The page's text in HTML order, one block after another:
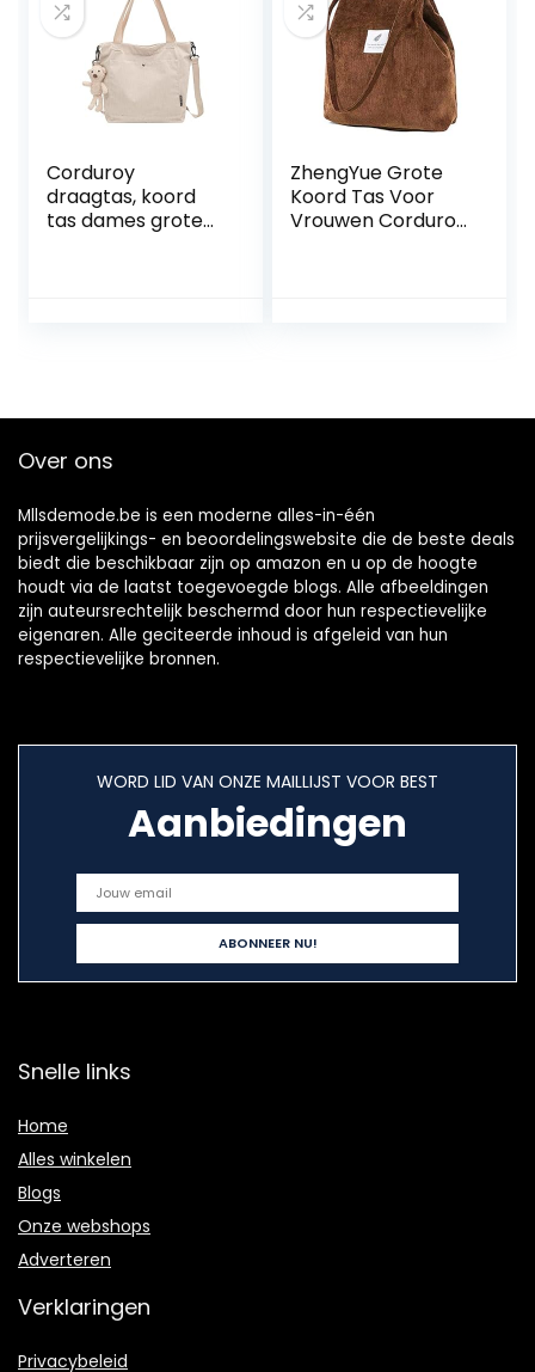
portemonnee en
messenger bag
Corduroy
draagtas, koord
tas dames grote
met 3 zakken
voor werk school
casual
ZhengYue Grote
Koord Tas Voor
Vrouwen Corduroy
Over ons
Mllsdemode.be is een moderne alles-in-één
prijsvergelijkings- en beoordelingswebsite die de beste deals
biedt die beschikbaar zijn op amazon en u op de hoogte
houdt via de laatst toegevoegde blogs. Alle afbeeldingen
zijn auteursrechtelijk beschermd door hun respectievelijke
eigenaren. Alle geciteerde inhoud is afgeleid van hun
respectievelijke bronnen.
WORD LID VAN ONZE MAILLIJST VOOR BEST
Aanbiedingen
Snelle links
Home
Alles winkelen
Blogs
Onze webshops
Adverteren
Verklaringen
Privacybeleid